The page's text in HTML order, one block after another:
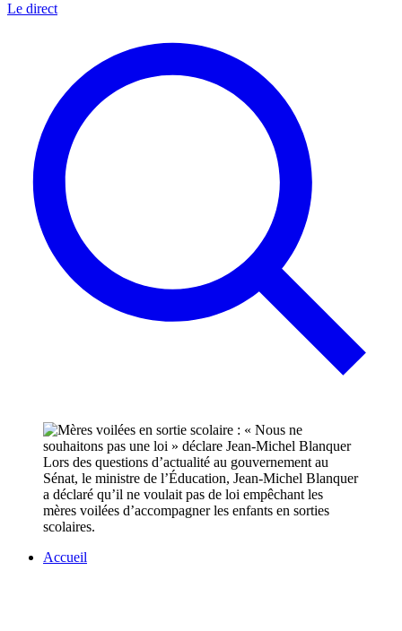
Le direct
Lors des questions d’actualité au gouvernement au
Sénat, le ministre de l’Éducation, Jean-Michel Blanquer
a déclaré qu’il ne voulait pas de loi empêchant les
mères voilées d’accompagner les enfants en sorties
scolaires.
Accueil